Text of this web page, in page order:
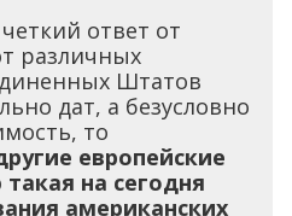
ответ от
различных
Штатов
дат, а безусловно
то
европейские
такая на сегодня
американских